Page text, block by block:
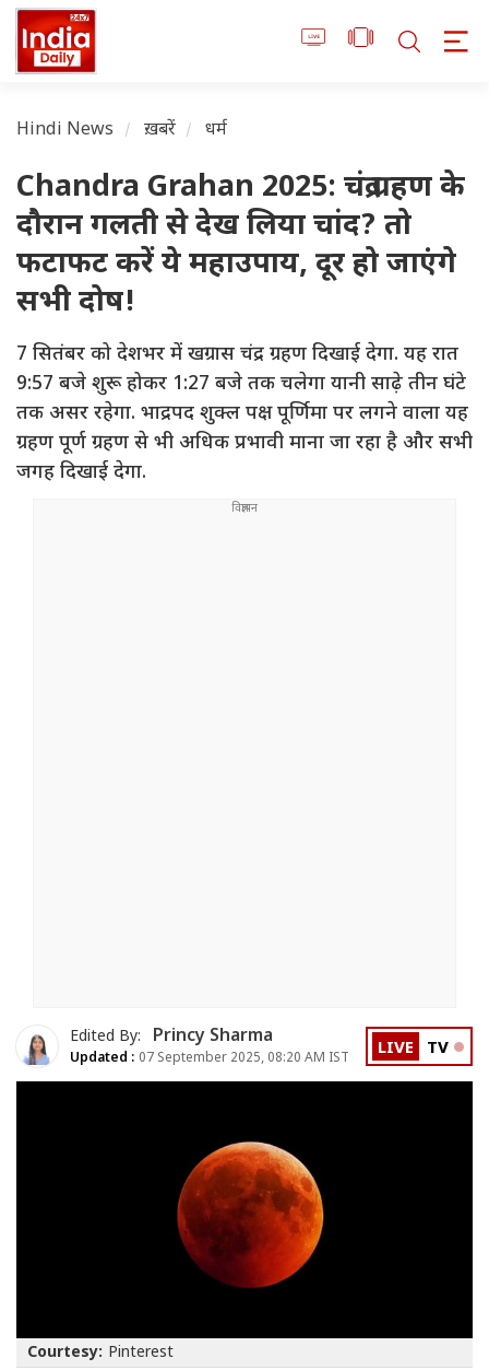
Hindi News ख़बरें धर्म
Chandra Grahan 2025: चंद्र ग्रहण के
दौरान गलती से देख लिया चांद? तो
फटाफट करें ये महाउपाय, दूर हो जाएंगे
सभी दोष!
7 सितंबर को देशभर में खग्रास चंद्र ग्रहण दिखाई देगा. यह रात
9:57 बजे शुरू होकर 1:27 बजे तक चलेगा यानी साढ़े तीन घंटे
तक असर रहेगा. भाद्रपद शुक्ल पक्ष पूर्णिमा पर लगने वाला यह
ग्रहण पूर्ण ग्रहण से भी अधिक प्रभावी माना जा रहा है और सभी
जगह दिखाई देगा.
Edited By: Princy Sharma
Updated : 07 September 2025, 08:20 AM IST LIVE TV
Courtesy: Pinterest